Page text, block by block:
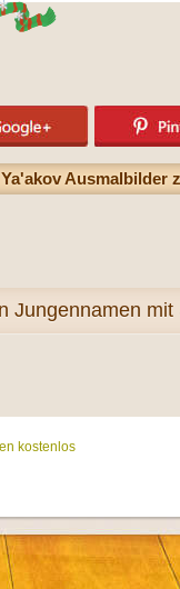
Ausmalbilder
Jungennamen mit
kostenlos